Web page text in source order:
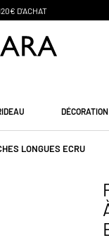
SANS FRAIS
DÉCORATION
LONGUES ECRU